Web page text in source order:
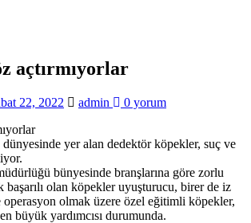
açtırmıyorlar
22, 2022 admin
0 yorum
yer alan dedektör köpekler, suç ve
bünyesinde branşlarına göre zorlu
başarılı olan köpekler uyuşturucu, birer de iz
olmak üzere özel eğitimli köpekler,
büyük yardımcısı durumunda.